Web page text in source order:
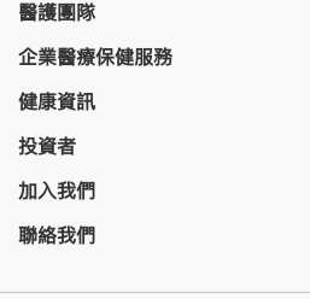
醫護團隊
企業醫療保健服務
健康資訊
投資者
加入我們
聯絡我們